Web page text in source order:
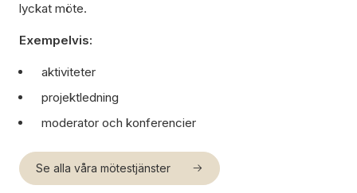
lyckat möte.
Exempelvis:
aktiviteter
projektledning
moderator och konferencier
Se alla våra mötestjänster